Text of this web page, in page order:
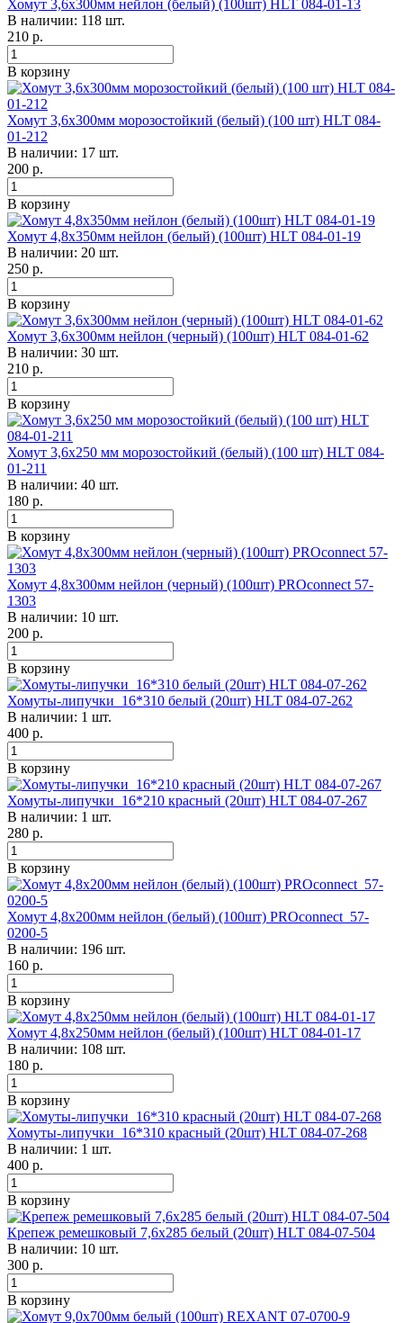
Хомут 3,6х300мм нейлон (белый) (100шт) HLT 084-01-13
В наличии: 118 шт.
210 р.
В корзину
Хомут 3,6х300мм морозостойкий (белый) (100 шт) HLT 084-
01-212
В наличии: 17 шт.
200 р.
В корзину
Хомут 4,8х350мм нейлон (белый) (100шт) HLT 084-01-19
В наличии: 20 шт.
250 р.
В корзину
Хомут 3,6х300мм нейлон (черный) (100шт) HLT 084-01-62
В наличии: 30 шт.
210 р.
В корзину
Хомут 3,6х250 мм морозостойкий (белый) (100 шт) HLT 084-
01-211
В наличии: 40 шт.
180 р.
В корзину
Хомут 4,8х300мм нейлон (черный) (100шт) PROconnect 57-
1303
В наличии: 10 шт.
200 р.
В корзину
Хомуты-липучки 16*310 белый (20шт) HLT 084-07-262
В наличии: 1 шт.
400 р.
В корзину
Хомуты-липучки 16*210 красный (20шт) HLT 084-07-267
В наличии: 1 шт.
280 р.
В корзину
Хомут 4,8х200мм нейлон (белый) (100шт) PROconnect 57-
0200-5
В наличии: 196 шт.
160 р.
В корзину
Хомут 4,8х250мм нейлон (белый) (100шт) HLT 084-01-17
В наличии: 108 шт.
180 р.
В корзину
Хомуты-липучки 16*310 красный (20шт) HLT 084-07-268
В наличии: 1 шт.
400 р.
В корзину
Крепеж ремешковый 7,6х285 белый (20шт) HLT 084-07-504
В наличии: 10 шт.
300 р.
В корзину